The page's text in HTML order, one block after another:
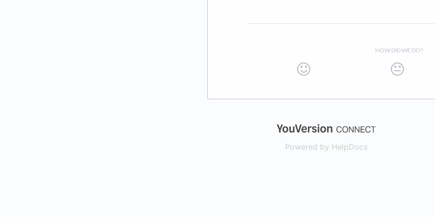
HOW DID WE DO?
(opens in a new
Powered by HelpDocs